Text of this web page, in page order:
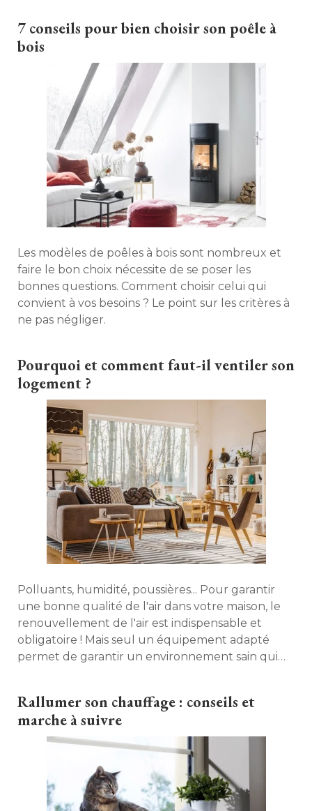
7 conseils pour bien choisir son poêle à
bois
Les modèles de poêles à bois sont nombreux et
faire le bon choix nécessite de se poser les
bonnes questions. Comment choisir celui qui
convient à vos besoins ? Le point sur les critères à
ne pas négliger.
Pourquoi et comment faut-il ventiler son
logement ?
Polluants, humidité, poussières... Pour garantir
une bonne qualité de l'air dans votre maison, le
renouvellement de l'air est indispensable et
obligatoire ! Mais seul un équipement adapté
permet de garantir un environnement sain qui
Rallumer son chauffage : conseils et
marche à suivre